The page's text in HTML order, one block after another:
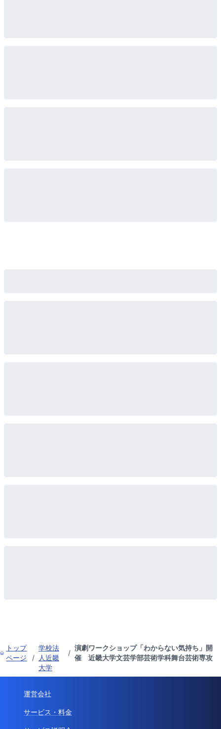
トップ
ページ
/
学校法
人近畿
大学
/
演劇ワークショップ「わからない気持ち」開
催 近畿大学文芸学部芸術学科舞台芸術専攻
運営会社
サービス・料金